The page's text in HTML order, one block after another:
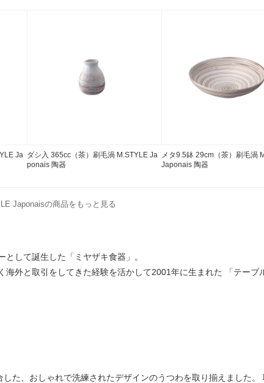
Ja ダシ入 365cc（茶）刷毛渦 M.STYLE Ja
ponais 陶器
メタ9.5鉢 29cm（茶）刷毛渦
Japonais 陶器
Japonaisの商品をもっと見る
して誕生した「ミヤザキ食器」。
海外と取引をしてきた経験を活かして2001年に生まれた 「テー
た、おしゃれで洗練されたデザインのうつわを取り揃えました